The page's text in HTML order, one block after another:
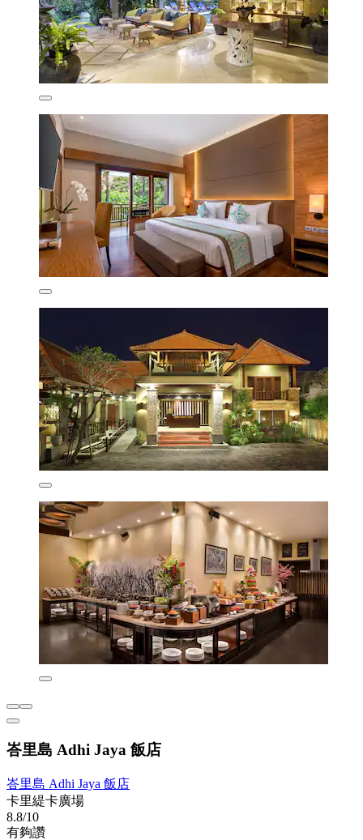
峇里島 Adhi Jaya 飯店
峇里島 Adhi Jaya 飯店
卡里緹卡廣場
8.8/10
有夠讚